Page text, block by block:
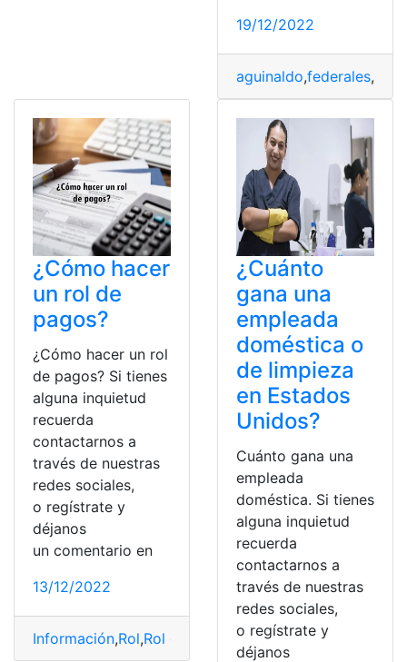
19/12/2022
aguinaldo,federales,
¿Cómo hacer
un rol de
pagos?
¿Cómo hacer un rol
de pagos? Si tienes
alguna inquietud
recuerda
contactarnos a
través de nuestras
redes sociales,
o regístrate y
déjanos
un comentario en
13/12/2022
Información,Rol,Rol de pagos ,Salario
¿Cuánto
gana una
empleada
doméstica o
de limpieza
en Estados
Unidos?
Cuánto gana una
empleada
doméstica. Si tienes
alguna inquietud
recuerda
contactarnos a
través de nuestras
redes sociales,
o regístrate y
déjanos